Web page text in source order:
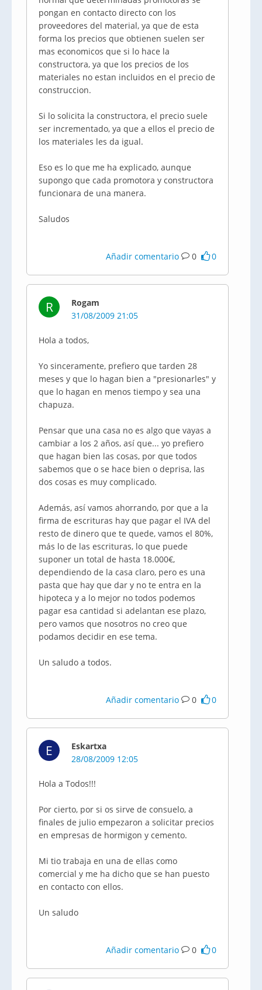
pongan en contacto directo con los
proveedores del material, ya que de esta
forma los precios que obtienen suelen ser
mas economicos que si lo hace la
constructora, ya que los precios de los
materiales no estan incluidos en el precio de
construccion.
Si lo solicita la constructora, el precio suele
ser incrementado, ya que a ellos el precio de
los materiales les da igual.
Eso es lo que me ha explicado, aunque
supongo que cada promotora y constructora
funcionara de una manera.
Saludos
Añadir comentario 0 0
R
Rogam
31/08/2009 21:05
Hola a todos,
Yo sinceramente, prefiero que tarden 28
meses y que lo hagan bien a "presionarles" y
que lo hagan en menos tiempo y sea una
chapuza.
Pensar que una casa no es algo que vayas a
cambiar a los 2 años, así que... yo prefiero
que hagan bien las cosas, por que todos
sabemos que o se hace bien o deprisa, las
dos cosas es muy complicado.
Además, así vamos ahorrando, por que a la
firma de escrituras hay que pagar el IVA del
resto de dinero que te quede, vamos el 80%,
más lo de las escrituras, lo que puede
suponer un total de hasta 18.000€,
dependiendo de la casa claro, pero es una
pasta que hay que dar y no te entra en la
hipoteca y a lo mejor no todos podemos
pagar esa cantidad si adelantan ese plazo,
pero vamos que nosotros no creo que
podamos decidir en ese tema.
Un saludo a todos.
Añadir comentario 0 0
E
Eskartxa
28/08/2009 12:05
Hola a Todos!!!
Por cierto, por si os sirve de consuelo, a
finales de julio empezaron a solicitar precios
en empresas de hormigon y cemento.
Mi tio trabaja en una de ellas como
comercial y me ha dicho que se han puesto
en contacto con ellos.
Un saludo
Añadir comentario 0 0